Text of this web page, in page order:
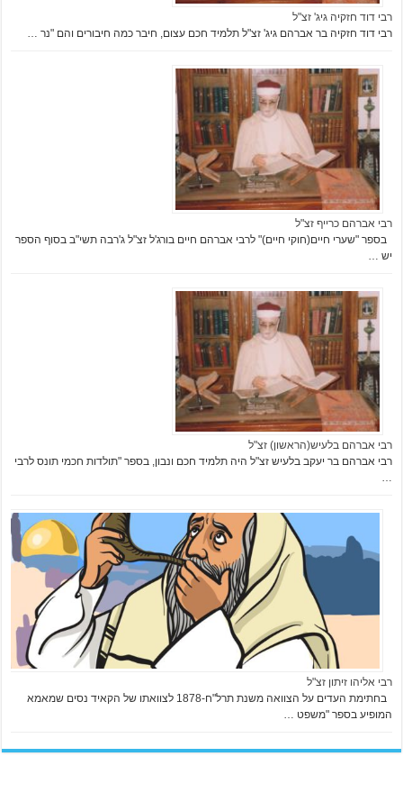
רבי דוד חזקיה גיג' זצ"ל
רבי דוד חזקיה בר אברהם גיג' זצ"ל תלמיד חכם עצום, חיבר כמה חיבורים והם "נר …
רבי אברהם כרייף זצ"ל
בספר "שערי חיים(חוקי חיים)" לרבי אברהם חיים בורג'ל זצ"ל ג'רבה תשי"ב בסוף הספר
יש …
רבי אברהם בלעיש(הראשון) זצ"ל
רבי אברהם בר יעקב בלעיש זצ"ל היה תלמיד חכם ונבון, בספר "תולדות חכמי תונס לרבי
…
רבי אליהו זיתון זצ"ל
בחתימת העדים על הצוואה משנת תרל"ח-1878 לצוואתו של הקאיד נסים שמאמא
המופיע בספר "משפט …